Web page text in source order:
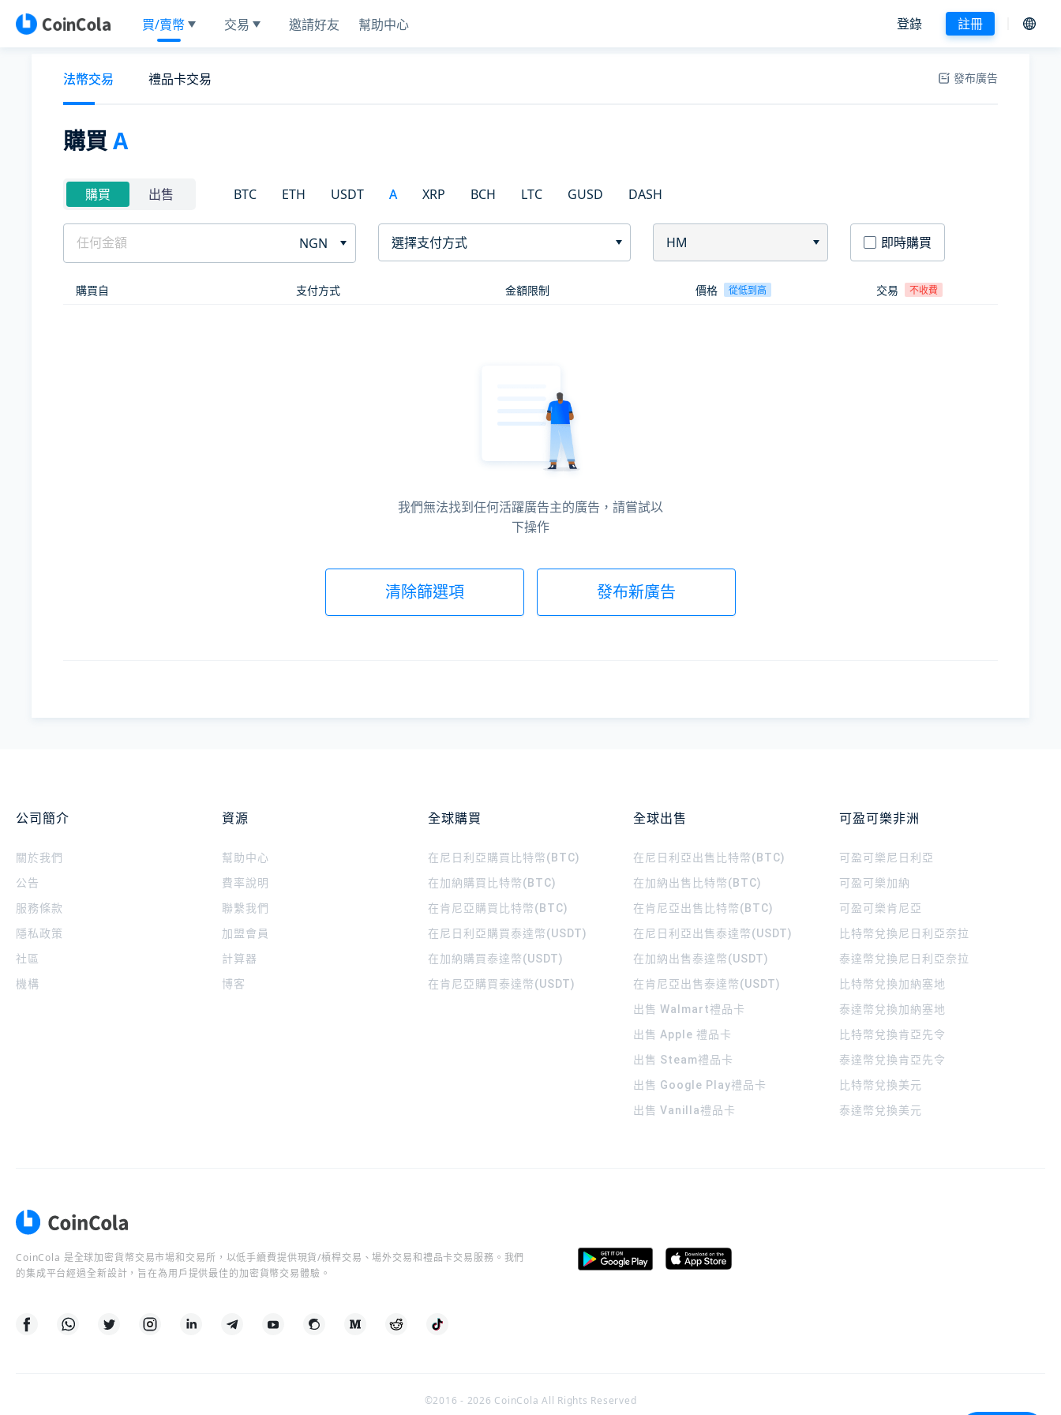
買/賣幣 交易 邀請好友 幫助中心 登錄 註冊
法幣交易 禮品卡交易 發布廣告
購買 A
購買 出售 BTC ETH USDT A XRP BCH LTC GUSD DASH
NGN 選擇支付方式 HM 即時購買
購買自 支付方式 金額限制 價格 從低到高 交易 不收費
我們無法找到任何活躍廣告主的廣告，請嘗試以
下操作
清除篩選項 發布新廣告
公司簡介
關於我們
公告
服務條款
隱私政策
社區
機構
資源
幫助中心
費率說明
聯繫我們
加盟會員
計算器
博客
全球購買
在尼日利亞購買比特幣(BTC)
在加納購買比特幣(BTC)
在肯尼亞購買比特幣(BTC)
在尼日利亞購買泰達幣(USDT)
在加納購買泰達幣(USDT)
在肯尼亞購買泰達幣(USDT)
全球出售
在尼日利亞出售比特幣(BTC)
在加納出售比特幣(BTC)
在肯尼亞出售比特幣(BTC)
在尼日利亞出售泰達幣(USDT)
在加納出售泰達幣(USDT)
在肯尼亞出售泰達幣(USDT)
出售 Walmart禮品卡
出售 Apple 禮品卡
出售 Steam禮品卡
出售 Google Play禮品卡
出售 Vanilla禮品卡
可盈可樂非洲
可盈可樂 尼日利亞
可盈可樂加納
可盈可樂肯尼亞
比特幣兌換尼日利亞奈拉
泰達幣兌換尼日利亞奈拉
比特幣兌換加納塞地
泰達幣兌換加納塞地
比特幣兌換肯亞先令
泰達幣兌換肯亞先令
比特幣兌換美元
泰達幣兌換美元
CoinCola 是全球加密貨幣交易市場和交易所，以低手續費提供現貨/槓桿交易、場外交易和禮品卡交易服務。我們
的集成平台經過全新設計，旨在為用戶提供最佳的加密貨幣交易體驗。
©2016 - 2026 CoinCola All Rights Reserved